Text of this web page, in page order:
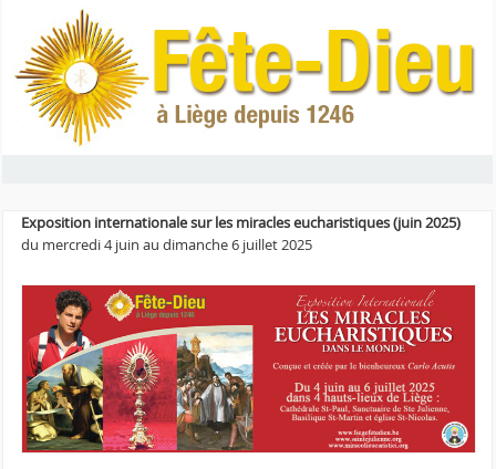
Exposition internationale sur les miracles eucharistiques (juin 2025)
du mercredi 4 juin au dimanche 6 juillet 2025